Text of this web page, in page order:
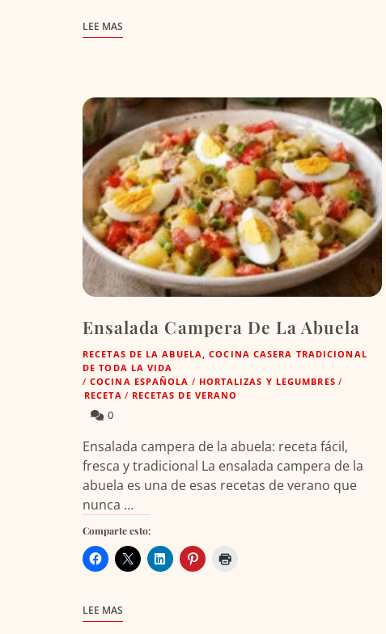
LEE MAS
Ensalada Campera De La Abuela
RECETAS DE LA ABUELA, COCINA CASERA TRADICIONAL
DE TODA LA VIDA
/ COCINA ESPAÑOLA / HORTALIZAS Y LEGUMBRES /
RECETA / RECETAS DE VERANO
0
Ensalada campera de la abuela: receta fácil,
fresca y tradicional La ensalada campera de la
abuela es una de esas recetas de verano que
nunca …
Comparte esto:
LEE MAS